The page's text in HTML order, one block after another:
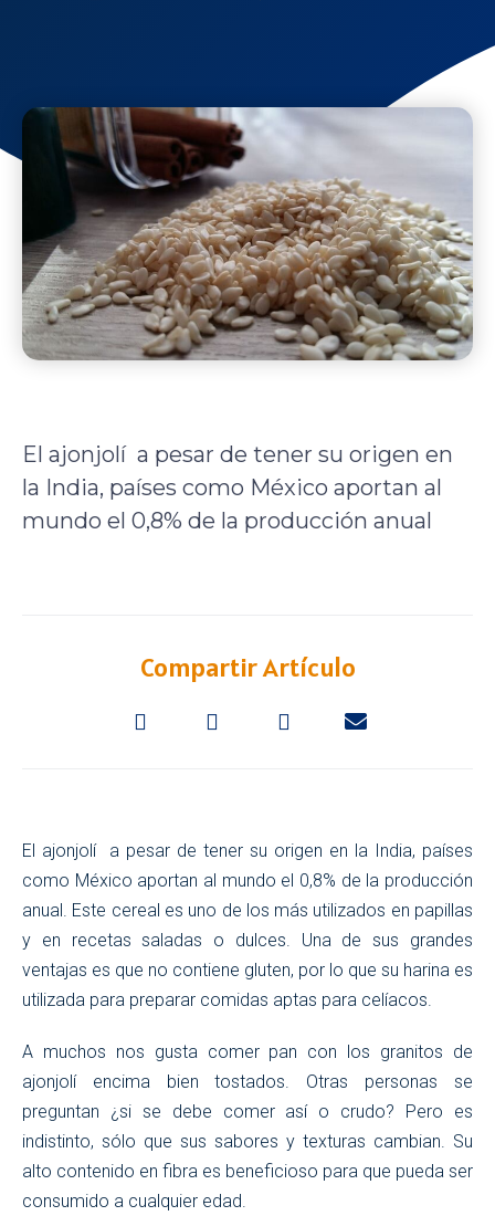
El ajonjolí a pesar de tener su origen en
la India, países como México aportan al
mundo el 0,8% de la producción anual
Compartir Artículo
El ajonjolí a pesar de tener su origen en la India, países
como México aportan al mundo el 0,8% de la producción
anual. Este cereal es uno de los más utilizados en papillas
y en recetas saladas o dulces. Una de sus grandes
ventajas es que no contiene gluten, por lo que su harina es
utilizada para preparar comidas aptas para celíacos.
A muchos nos gusta comer pan con los granitos de
ajonjolí encima bien tostados. Otras personas se
preguntan ¿si se debe comer así o crudo? Pero es
indistinto, sólo que sus sabores y texturas cambian. Su
alto contenido en fibra es beneficioso para que pueda ser
consumido a cualquier edad.